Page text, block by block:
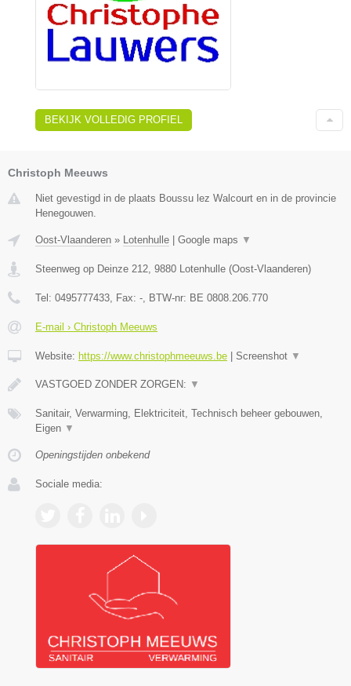
BEKIJK VOLLEDIG PROFIEL
Christoph Meeuws
Niet gevestigd in de plaats Boussu lez Walcourt en in de provincie
Henegouwen.
Oost-Vlaanderen » Lotenhulle Google maps ▼
Steenweg op Deinze 212 9880 Lotenhulle (Oost-Vlaanderen)
Tel: 0495777433 , Fax: - , BTW-nr: BE 0808.206.770
E-mail › Christoph Meeuws
Website: https://www.christophmeeuws.be Screenshot ▼
VASTGOED ZONDER ZORGEN: ▼
Sanitair, Verwarming, Elektriciteit, Technisch beheer gebouwen,
Eigen ▼
Openingstijden onbekend
Sociale media: